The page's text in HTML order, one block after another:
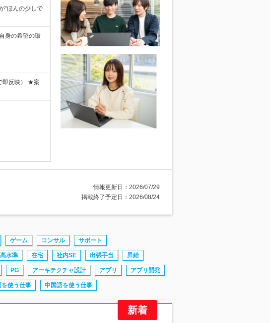
“ほんの少しで
身の希望の環
即反映） ★案
情報更新日：2026/07/29
掲載終了予定日：2026/08/24
ゲーム コンサル サポート
高水準 在宅 社内SE 出張手当 昇給
PG アーキテクチャ設計 アプリ アプリ開発
を使う仕事 中国語を使う仕事